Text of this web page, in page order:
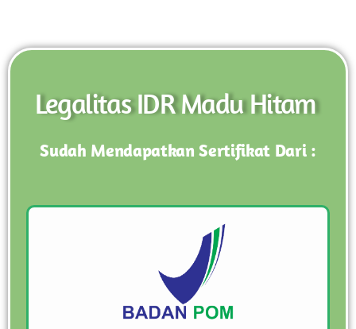
Legalitas IDR Madu Hitam
Sudah Mendapatkan Sertifikat Dari :